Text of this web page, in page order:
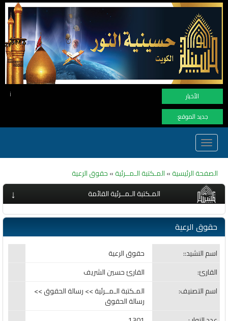
الأخبار نهنأ المتابعين لموفع النور
جديد الموقع:
Toggle
navigation
الصفحة الرئيسية»المـكتبة الـمــرئية»حقوق الرعية
↓ المـكتبة الـمــرئية القائمة
حقوق الرعية
اسم النشيد::
حقوق الرعية
القارئ:
القارئ حسين الشريف
اسم التصنيف:
المـكتبة الـمــرئية >> رسالة الحقوق >>
رسالة الحقوق